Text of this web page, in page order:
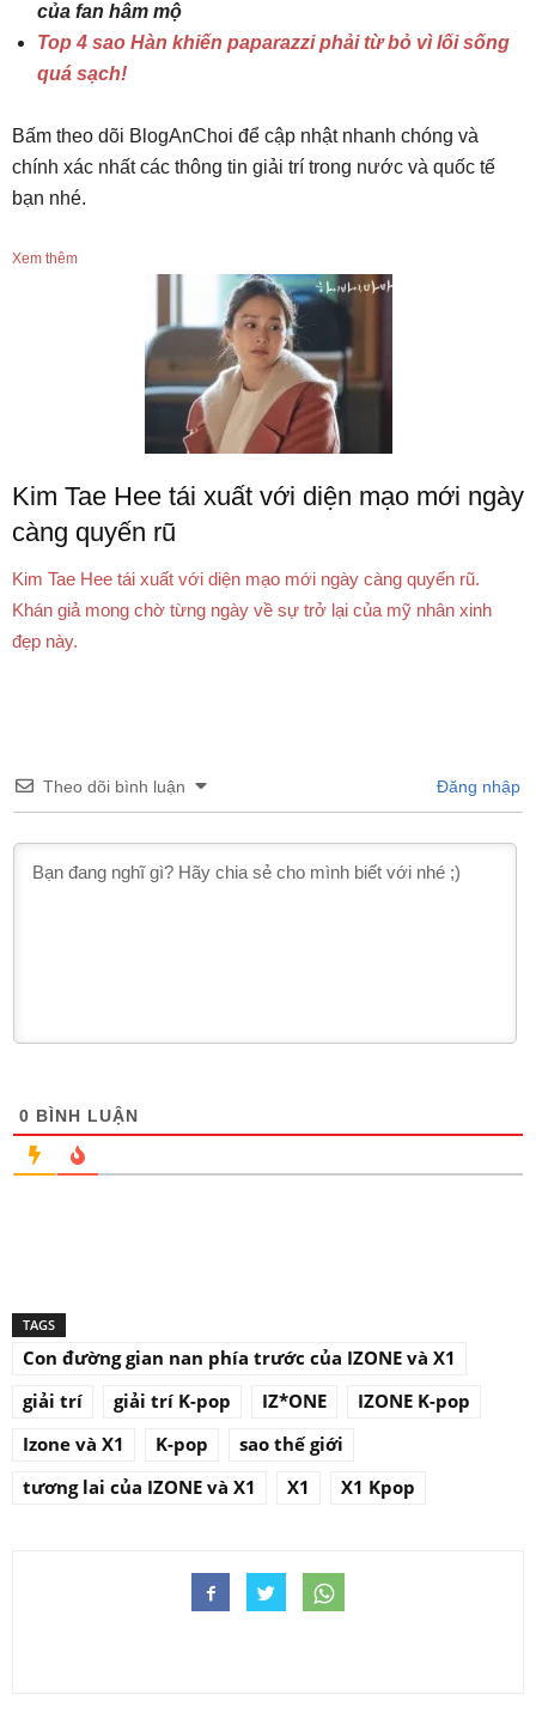
của fan hâm mộ
Top 4 sao Hàn khiến paparazzi phải từ bỏ vì lối sống
quá sạch!
Bấm theo dõi BlogAnChoi để cập nhật nhanh chóng và
chính xác nhất các thông tin giải trí trong nước và quốc tế
bạn nhé.
Xem thêm
Kim Tae Hee tái xuất với diện mạo mới ngày
càng quyến rũ
Kim Tae Hee tái xuất với diện mạo mới ngày càng quyến rũ.
Khán giả mong chờ từng ngày về sự trở lại của mỹ nhân xinh
đẹp này.
Theo dõi bình luận Đăng nhập
0 BÌNH LUẬN
TAGS
Con đường gian nan phía trước của IZONE và X1
giải trí
giải trí K-pop IZ*ONE
IZONE K-pop
Izone và X1
K-pop
sao thế giới
tương lai của IZONE và X1
X1 X1 Kpop